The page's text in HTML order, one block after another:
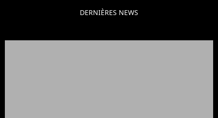
DERNIÈRES NEWS